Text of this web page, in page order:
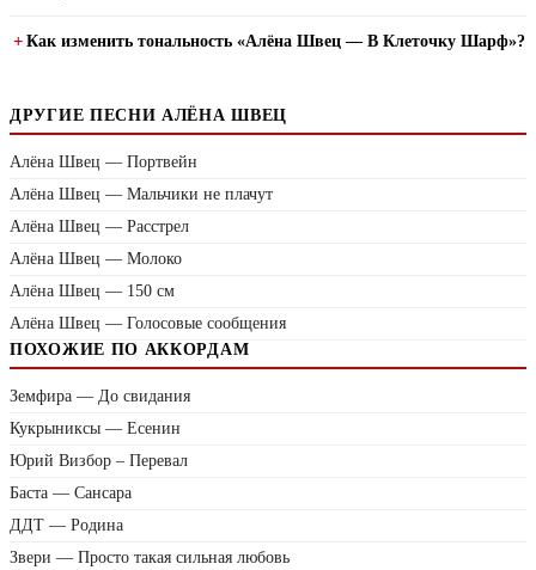
Как изменить тональность «Алёна Швец — В Клеточку Шарф»?
ДРУГИЕ ПЕСНИ АЛЁНА ШВЕЦ
Алёна Швец — Портвейн
Алёна Швец — Мальчики не плачут
Алёна Швец — Расстрел
Алёна Швец — Молоко
Алёна Швец — 150 см
Алёна Швец — Голосовые сообщения
ПОХОЖИЕ ПО АККОРДАМ
Земфира — До свидания
Кукрыниксы — Есенин
Юрий Визбор – Перевал
Баста — Сансара
ДДТ — Родина
Звери — Просто такая сильная любовь